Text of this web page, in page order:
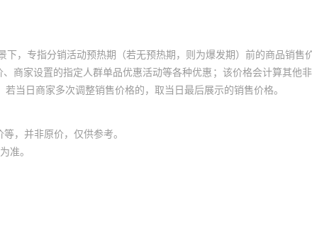
，专指分销活动预热期（若无预热期，则为爆发期）前的商品销售
商家设置的指定人群单品优惠活动等各种优惠；该价格会计算其他
当日商家多次调整销售价格的，取当日最后展示的销售价格。
，并非原价，仅供参考。
准。